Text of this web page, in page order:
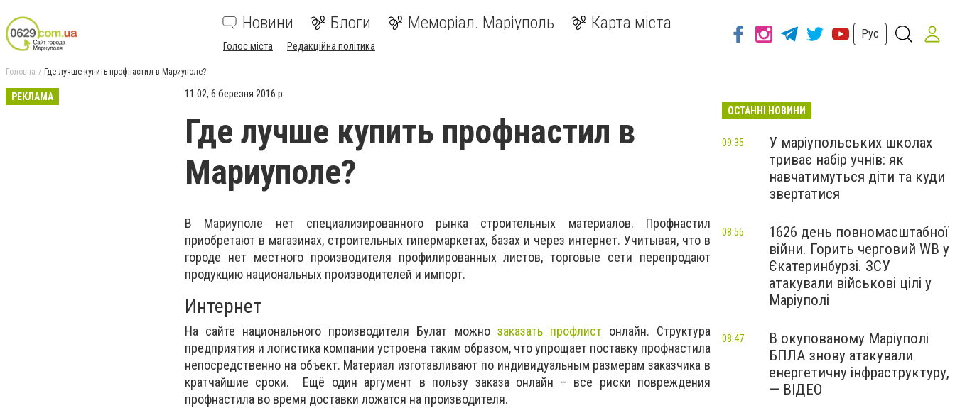
Новини Блоги Меморіал. Маріуполь Карта міста
Голос міста Редакційна політика
Рус
Головна Где лучше купить профнастил в Мариуполе?
РЕКЛАМА 11:02, 6 березня 2016 р.
Где лучше купить профнастил в
Мариуполе?
В Мариуполе нет специализированного рынка строительных материалов. Профнастил
приобретают в магазинах, строительных гипермаркетах, базах и через интернет. Учитывая, что в
городе нет местного производителя профилированных листов, торговые сети перепродают
продукцию национальных производителей и импорт.
Интернет
На сайте национального производителя Булат можно заказать профлистонлайн. Структура
предприятия и логистика компании устроена таким образом, что упрощает поставку профнастила
непосредственно на объект. Материал изготавливают по индивидуальным размерам заказчика в
кратчайшие сроки. Ещё один аргумент в пользу заказа онлайн – все риски повреждения
профнастила во время доставки ложатся на производителя.
ОСТАННІ НОВИНИ
У маріупольських школах
триває набір учнів: як
навчатимуться діти та куди
звертатися
09:35
1626 день повномасштабної
війни. Горить черговий WB у
Єкатеринбурзі. ЗСУ
атакували військові цілі у
Маріуполі
08:55
В окупованому Маріуполі
БПЛА знову атакували
енергетичну інфраструктуру,
— ВІДЕО
08:47